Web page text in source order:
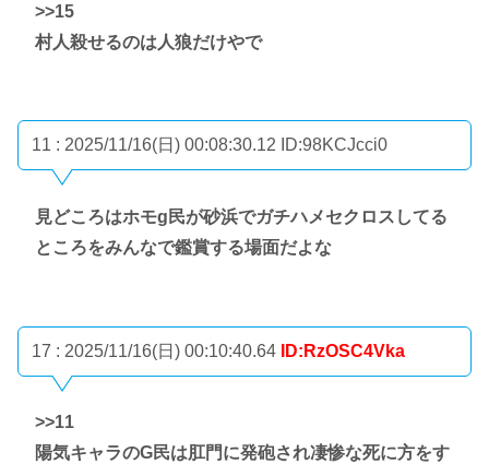
>>15
村人殺せるのは人狼だけやで
11 : 2025/11/16(日) 00:08:30.12 ID:98KCJcci0
見どころはホモg民が砂浜でガチハメセクロスしてる
ところをみんなで鑑賞する場面だよな
17 : 2025/11/16(日) 00:10:40.64 ID:RzOSC4Vka
>>11
陽気キャラのG民は肛門に発砲され凄惨な死に方をす